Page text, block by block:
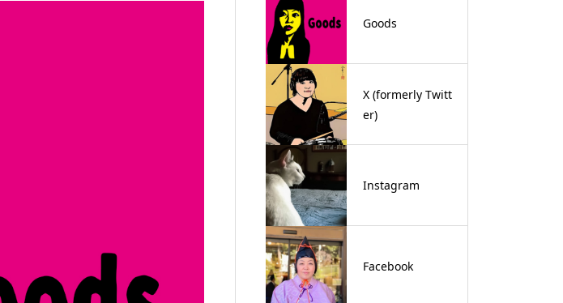
Goods
X (formerly Twitt
er)
Instagram
Facebook